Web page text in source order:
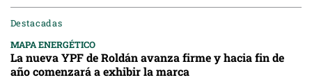
Destacadas
MAPA ENERGÉTICO
La nueva YPF de Roldán avanza firme y hacia fin de
año comenzará a exhibir la marca